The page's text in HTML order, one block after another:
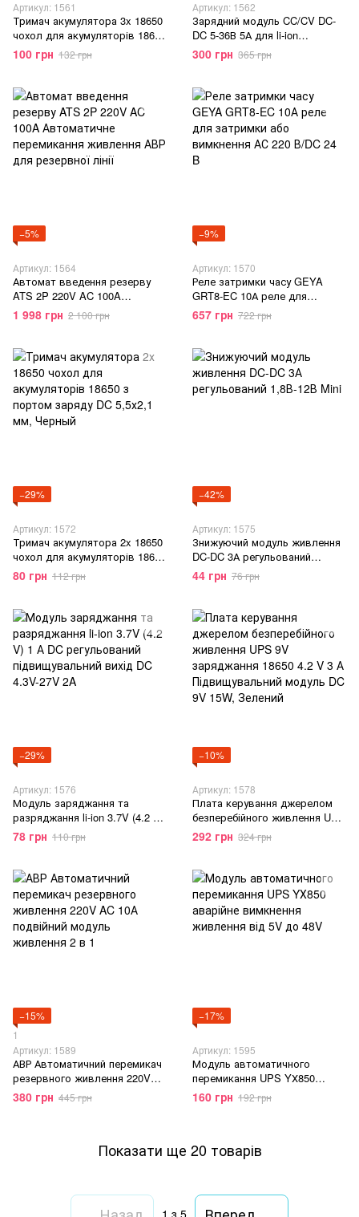
Артикул: 1561
Тримач акумулятора 3x 18650
чохол для акумуляторів 18650
з портом заряду DC 5,5х2,1
мм, Черный
100 грн 132 грн
Артикул: 1562
Зарядний модуль CC/CV DC-
DC 5-36В 5А для li-ion
знижуючий з амперметром
вольтметром
300 грн 365 грн
−5%
Артикул: 1564
Автомат введення резерву
ATS 2P 220V AC 100A
Автоматичне перемикання
живлення АВР для резервної
1 998 грн 2 100 грн
−9%
Артикул: 1570
Реле затримки часу GEYA
GRT8-EC 10А реле для
затримки або вимкнення АС
220 В/DC 24 B
657 грн 722 грн
−29%
Артикул: 1572
Тримач акумулятора 2x 18650
чохол для акумуляторів 18650
з портом заряду DC 5,5х2,1
мм, Черный
80 грн 112 грн
−42%
Артикул: 1575
Знижуючий модуль живлення
DC-DC 3А регульований
1,8В-12В Mini
44 грн 76 грн
−29%
Артикул: 1576
Модуль заряджання та
разряджання li-ion 3.7V (4.2 V)
1 А DC регульований
підвищувальний вихід DC 4.3V-
78 грн 110 грн
−10%
Артикул: 1578
Плата керування джерелом
безперебійного живлення UPS
9V заряджання 18650 4.2 V 3 А
Підвищувальний модуль DC
292 грн 324 грн
−15%
1
Артикул: 1589
АВР Автоматичний перемикач
резервного живлення 220V
AC 10А подвійний модуль
живлення 2 в 1
380 грн 445 грн
−17%
Артикул: 1595
Модуль автоматичного
перемикання UPS YХ850
аварійне вимкнення живлення
від 5V до 48V
160 грн 192 грн
Показати ще 20 товарів
1 з 5